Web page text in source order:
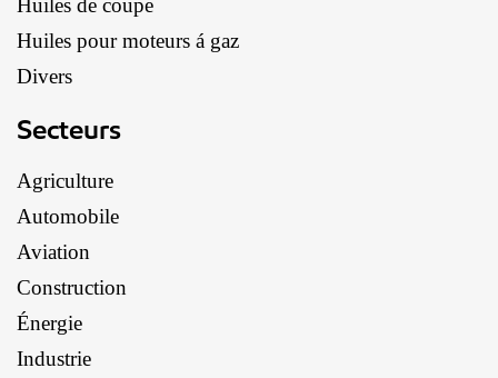
Huiles de coupe
Huiles pour moteurs á gaz
Divers
Secteurs
Agriculture
Automobile
Aviation
Construction
Énergie
Industrie